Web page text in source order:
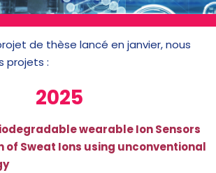
de thèse lancé en janvier, nous
projets :
2025
wearable Ion Sensors
of Sweat Ions using unconventional